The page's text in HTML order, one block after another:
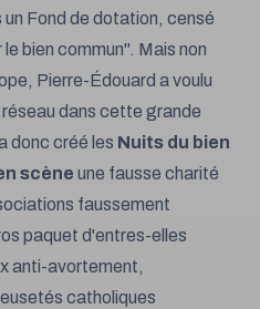
Fond de dotation, censé
bien commun". Mais non
Pierre-Édouard a voulu
dans cette grande
donc créé les Nuits du bien
scène une fausse charité
faussement
paquet d'entres-elles
anti-avortement,
catholiques